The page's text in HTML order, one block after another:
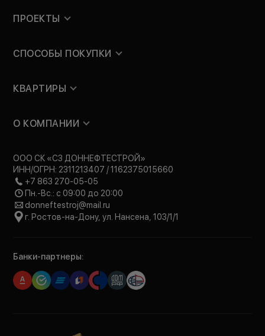
ПРОЕКТЫ
СПОСОБЫ ПОКУПКИ
КВАРТИРЫ
О КОМПАНИИ
ООО СК «СЗ ДОННЕФТЕСТРОЙ»
ИНН/ОГРН: 2311213407 / 1162375015660
+7 863 270-05-05
Пн.-Вс.: с 09:00 до 20:00
donneftestroj@mail.ru
г. Ростов-на-Дону, ул. Нансена, 103/1/1
Банки-партнеры: